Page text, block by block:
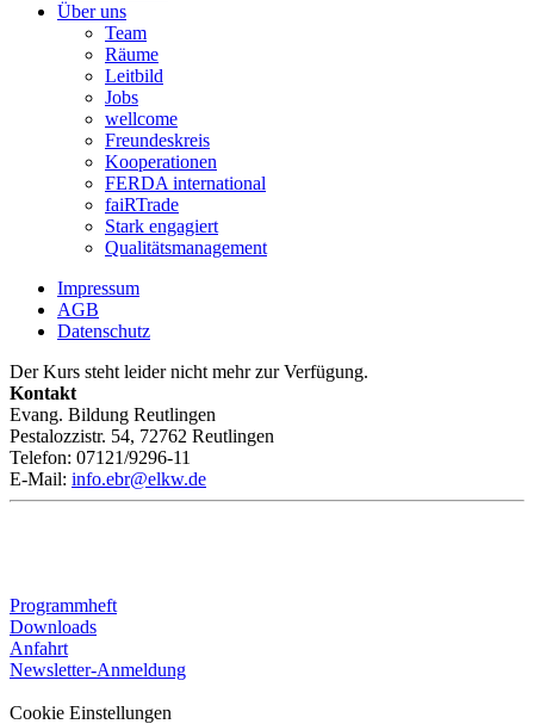
Über uns
Team
Räume
Leitbild
Jobs
wellcome
Freundeskreis
Kooperationen
FERDA international
faiRTrade
Stark engagiert
Qualitätsmanagement
Impressum
AGB
Datenschutz
Der Kurs steht leider nicht mehr zur Verfügung.
Kontakt
Evang. Bildung Reutlingen
Pestalozzistr. 54, 72762 Reutlingen
Telefon: 07121/9296-11
E-Mail: info.ebr@elkw.de
Programmheft
Downloads
Anfahrt
Newsletter-Anmeldung
Cookie Einstellungen